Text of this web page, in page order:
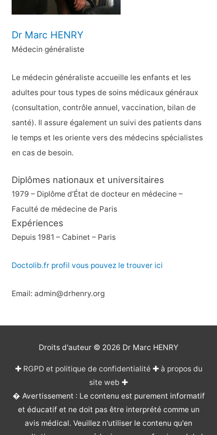
Dr Marc HENRY
Médecin généraliste
Le médecin généraliste accueille les enfants et les
adultes pour tous types de soins médicaux généraux
(consultation, contrôle annuel, vaccination, bilan de
santé). Il assure également un suivi des patients dans
le temps et les oriente vers des médecins spécialistes
en cas de besoin.
Diplômes nationaux et universitaires
1979 – Diplôme d’État de docteur en médecine –
Faculté de médecine de Paris
Expériences
Depuis 1981 – Cabinet – Paris
Doctolib.fr profil vous pouvez le trouver ici
Email: admin@drhenry.org
Droits d'auteur © 2026 Dr Marc HENRY
✚ RGPD et politique de confidentialité✚ à propos du
site web ✚
� Avertissement : Le contenu est purement informatif
et éducatif et ne doit pas être interprété comme un
avis médical. Veuillez n'utiliser le contenu qu'en